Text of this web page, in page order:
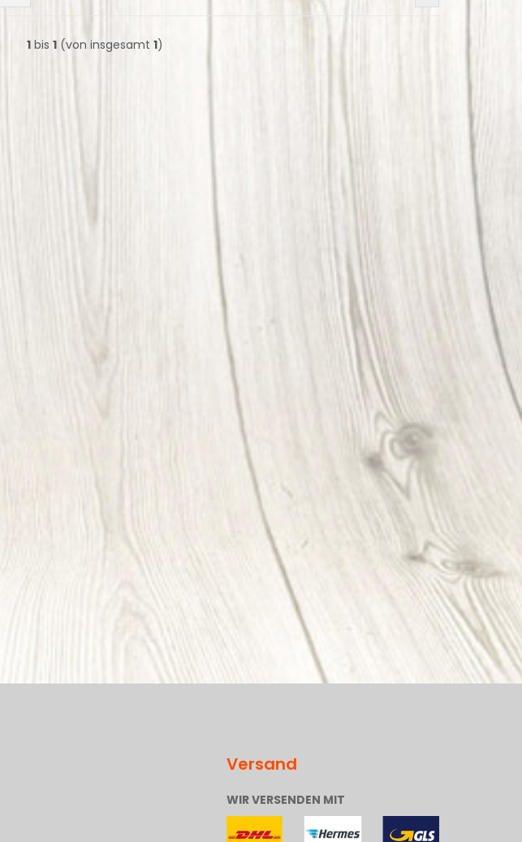
1 bis1 (von insgesamt1)
Versand
WIR VERSENDEN MIT